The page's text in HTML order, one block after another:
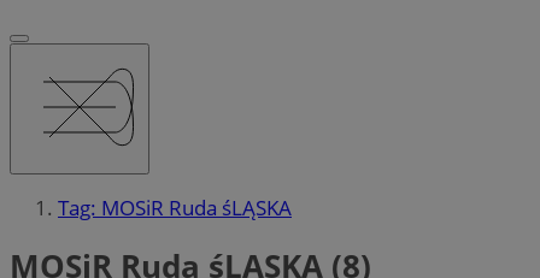
Tag: MOSiR Ruda śLĄSKA
MOSiR Ruda śLĄSKA (8)